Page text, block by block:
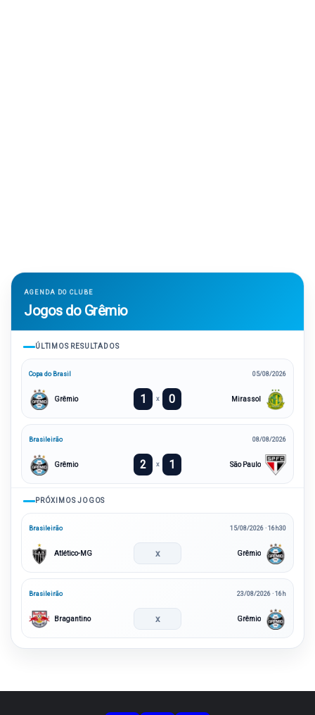
AGENDA DO CLUBE
Jogos do Grêmio
ÚLTIMOS RESULTADOS
Copa do Brasil 05/08/2026
Grêmio 1 x 0 Mirassol
Brasileirão 08/08/2026
Grêmio 2 x 1 São Paulo
PRÓXIMOS JOGOS
Brasileirão 15/08/2026 · 16h30
Atlético-MG x Grêmio
Brasileirão 23/08/2026 · 16h
Bragantino x Grêmio